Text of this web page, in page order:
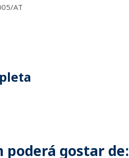
AT
poderá gostar de: